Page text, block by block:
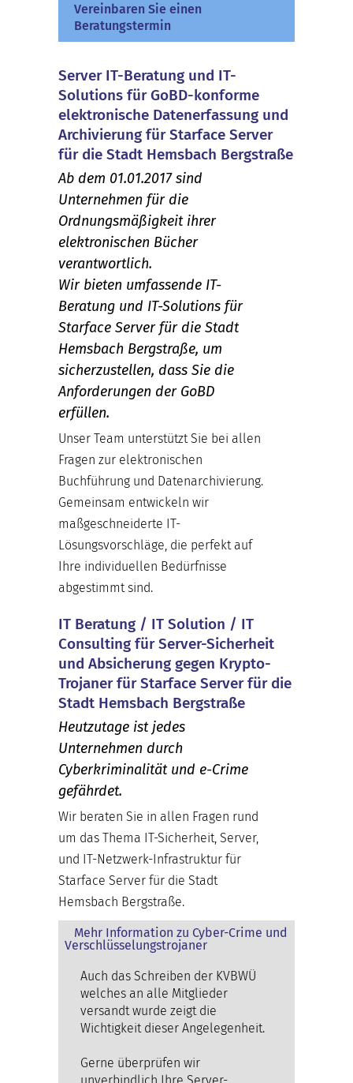
Vereinbaren Sie einen
Beratungstermin
Server IT-Beratung und IT-
Solutions für GoBD-konforme
elektronische Datenerfassung und
Archivierung für Starface Server
für die Stadt Hemsbach Bergstraße
Ab dem 01.01.2017 sind
Unternehmen für die
Ordnungsmäßigkeit ihrer
elektronischen Bücher
verantwortlich.
Wir bieten umfassende IT-
Beratung und IT-Solutions für
Starface Server für die Stadt
Hemsbach Bergstraße, um
sicherzustellen, dass Sie die
Anforderungen der GoBD
erfüllen.
Unser Team unterstützt Sie bei allen
Fragen zur elektronischen
Buchführung und Datenarchivierung.
Gemeinsam entwickeln wir
maßgeschneiderte IT-
Lösungsvorschläge, die perfekt auf
Ihre individuellen Bedürfnisse
abgestimmt sind.
IT Beratung / IT Solution / IT
Consulting für Server-Sicherheit
und Absicherung gegen Krypto-
Trojaner für Starface Server für die
Stadt Hemsbach Bergstraße
Heutzutage ist jedes
Unternehmen durch
Cyberkriminalität und e-Crime
gefährdet.
Wir beraten Sie in allen Fragen rund
um das Thema IT-Sicherheit, Server,
und IT-Netzwerk-Infrastruktur für
Starface Server für die Stadt
Hemsbach Bergstraße.
Mehr Information zu Cyber-Crime und
Verschlüsselungstrojaner
Auch das Schreiben der KVBWÜ
welches an alle Mitglieder
versandt wurde zeigt die
Wichtigkeit dieser Angelegenheit.
Gerne überprüfen wir